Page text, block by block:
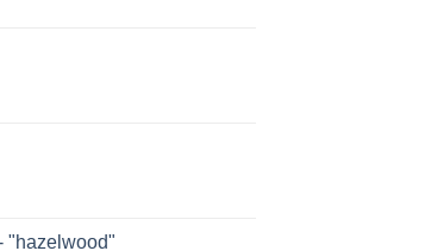
"hazelwood"